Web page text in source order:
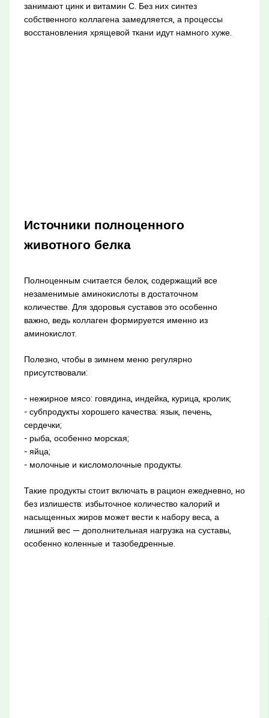
занимают цинк и витамин С. Без них синтез
собственного коллагена замедляется, а процессы
восстановления хрящевой ткани идут намного хуже.
Источники полноценного
животного белка
Полноценным считается белок, содержащий все
незаменимые аминокислоты в достаточном
количестве. Для здоровья суставов это особенно
важно, ведь коллаген формируется именно из
аминокислот.
Полезно, чтобы в зимнем меню регулярно
присутствовали:
- нежирное мясо: говядина, индейка, курица, кролик;
- субпродукты хорошего качества: язык, печень,
сердечки;
- рыба, особенно морская;
- яйца;
- молочные и кисломолочные продукты.
Такие продукты стоит включать в рацион ежедневно, но
без излишеств: избыточное количество калорий и
насыщенных жиров может вести к набору веса, а
лишний вес — дополнительная нагрузка на суставы,
особенно коленные и тазобедренные.